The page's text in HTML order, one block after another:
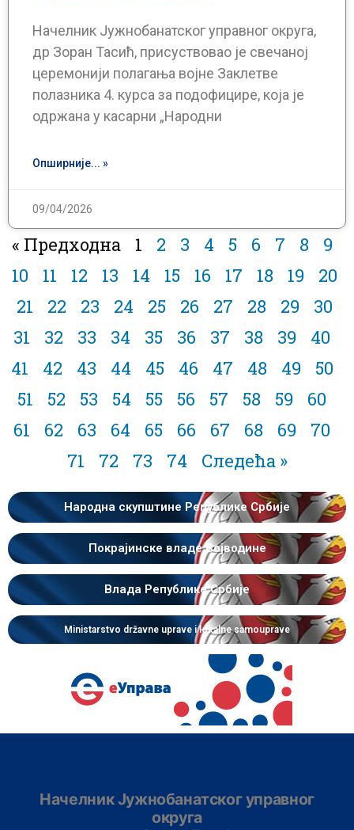
Начелник Јужнобанатског управног округа,
др Зоран Тасић, присуствовао је свечаноj
церемонији полагања војне Заклетве
полазника 4. курса за подофицире, која је
одржана у касарни „Народни
Опширније... »
09/04/2026
« Предходна 1 2 3 4 5 6 7 8
9
10
11 12 13 14 15 16 17 18 19
20
21
22 23 24 25 26 27 28 29
30
31
32 33 34 35 36 37 38 39
40
41
42 43 44 45 46 47 48 49
50
51
52 53 54 55 56 57 58 59
60
61
62 63 64 65 66 67 68 69
70
71
72 73 74 Следећа »
Народна скупштине Републике Србије
Покрајинске владе Војводине
Влада Републике Србије
Ministarstvo državne uprave i lokalne samouprave
Начелник Јужнобанатског управног
округа